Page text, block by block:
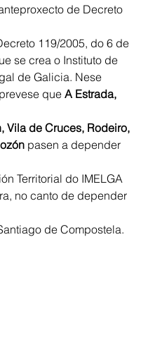
de Decreto
119/2005, do 6 de
se crea o Instituto de
de Galicia. Nese
que A Estrada,
Vila de Cruces, Rodeiro,
pasen a depender
Territorial do IMELGA
no canto de depender
de Compostela.